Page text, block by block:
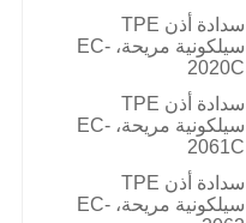
سدادة أذن TPE
سيلكونية مريحة، EC-
2020C
سدادة أذن TPE
سيلكونية مريحة، EC-
2061C
سدادة أذن TPE
سيلكونية مريحة، EC-